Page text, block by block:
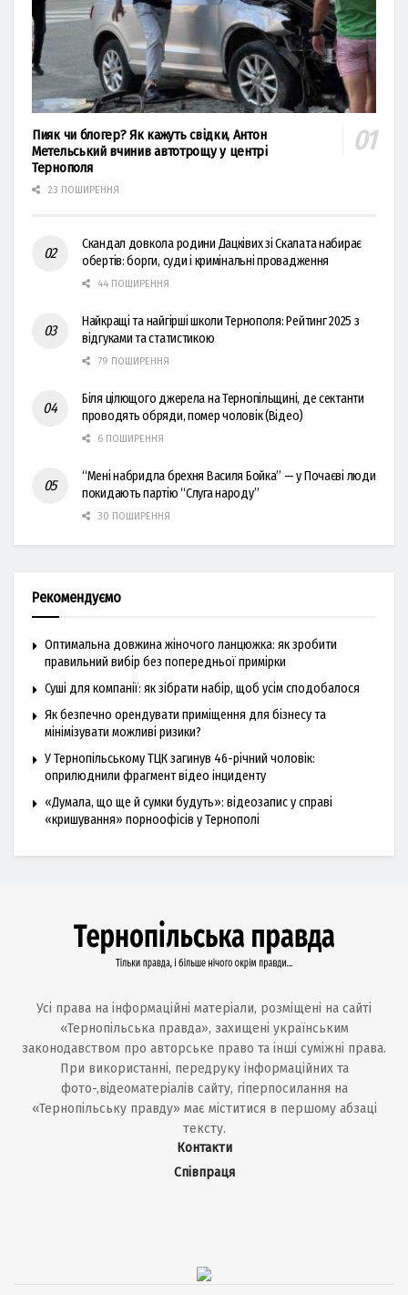
Пияк чи блогер? Як кажуть свідки, Антон
Метельський вчинив автотрощу у центрі
Тернополя
23 ПОШИРЕННЯ
Скандал довкола родини Дацківих зі Скалата набирає
обертів: борги, суди і кримінальні провадження
44 ПОШИРЕННЯ
Найкращі та найгірші школи Тернополя: Рейтинг 2025 з
відгуками та статистикою
79 ПОШИРЕННЯ
Біля цілющого джерела на Тернопільщині, де сектанти
проводять обряди, помер чоловік (Відео)
6 ПОШИРЕННЯ
“Мені набридла брехня Василя Бойка” — у Почаєві люди
покидають партію “Слуга народу”
30 ПОШИРЕННЯ
Рекомендуємо
Оптимальна довжина жіночого ланцюжка: як зробити
правильний вибір без попередньої примірки
Суші для компанії: як зібрати набір, щоб усім сподобалося
Як безпечно орендувати приміщення для бізнесу та
мінімізувати можливі ризики?
У Тернопільському ТЦК загинув 46-річний чоловік:
оприлюднили фрагмент відео інциденту
«Думала, що ще й сумки будуть»: відеозапис у справі
«кришування» порноофісів у Тернополі
Усі права на інформаційні матеріали, розміщені на сайті
«Тернопільська правда», захищені українським
законодавством про авторське право та інші суміжні права.
При використанні, передруку інформаційних та
фото-,відеоматеріалів сайту, гіперпосилання на
«Тернопільську правду» має міститися в першому абзаці
тексту.
Контакти
Співпраця